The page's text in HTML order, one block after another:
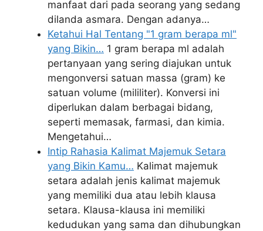
manfaat dari pada seorang yang sedang
dilanda asmara. Dengan adanya…
Ketahui Hal Tentang "1 gram berapa ml"
yang Bikin… 1 gram berapa ml adalah
pertanyaan yang sering diajukan untuk
mengonversi satuan massa (gram) ke
satuan volume (mililiter). Konversi ini
diperlukan dalam berbagai bidang,
seperti memasak, farmasi, dan kimia.
Mengetahui…
Intip Rahasia Kalimat Majemuk Setara
yang Bikin Kamu… Kalimat majemuk
setara adalah jenis kalimat majemuk
yang memiliki dua atau lebih klausa
setara. Klausa-klausa ini memiliki
kedudukan yang sama dan dihubungkan